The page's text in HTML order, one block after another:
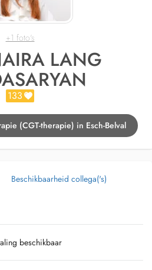
+1 foto's
LANG
133
(CGT-therapie) in Esch-Belval
Beschikbaarheid collega('s)
beschikbaar